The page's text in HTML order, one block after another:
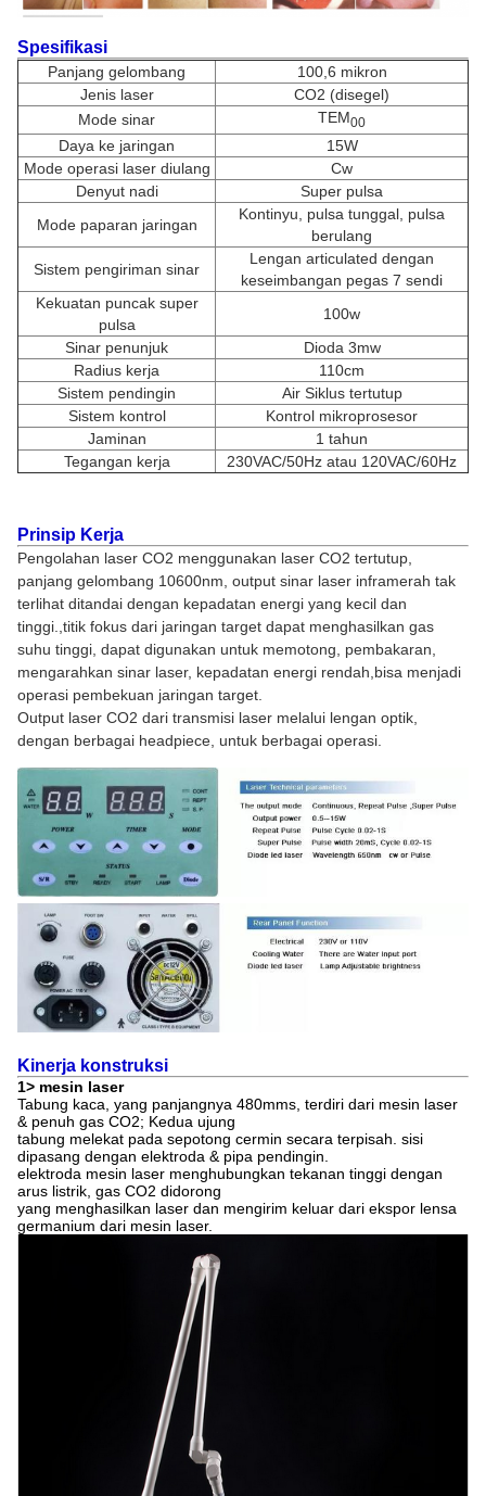
Spesifikasi
Panjang gelombang
100,6 mikron
Jenis laser
CO2 (disegel)
Mode sinar
TEM00
Daya ke jaringan
15W
Mode operasi laser diulang
Cw
Denyut nadi
Super pulsa
Mode paparan jaringan
Kontinyu, pulsa tunggal, pulsa
berulang
Sistem pengiriman sinar
Lengan articulated dengan
keseimbangan pegas 7 sendi
Kekuatan puncak super
pulsa
100w
Sinar penunjuk
Dioda 3mw
Radius kerja
110cm
Sistem pendingin
Air Siklus tertutup
Sistem kontrol
Kontrol mikroprosesor
Jaminan
1 tahun
Tegangan kerja
230VAC/50Hz atau 120VAC/60Hz
Prinsip Kerja
Pengolahan laser CO2 menggunakan laser CO2 tertutup,
panjang gelombang 10600nm, output sinar laser inframerah tak
terlihat ditandai dengan kepadatan energi yang kecil dan
tinggi.,titik fokus dari jaringan target dapat menghasilkan gas
suhu tinggi, dapat digunakan untuk memotong, pembakaran,
mengarahkan sinar laser, kepadatan energi rendah,bisa menjadi
operasi pembekuan jaringan target.
Output laser CO2 dari transmisi laser melalui lengan optik,
dengan berbagai headpiece, untuk berbagai operasi.
Kinerja konstruksi
1> mesin laser
Tabung kaca, yang panjangnya 480mms, terdiri dari mesin laser
& penuh gas CO2; Kedua ujung
tabung melekat pada sepotong cermin secara terpisah. sisi
dipasang dengan elektroda & pipa pendingin.
elektroda mesin laser menghubungkan tekanan tinggi dengan
arus listrik, gas CO2 didorong
yang menghasilkan laser dan mengirim keluar dari ekspor lensa
germanium dari mesin laser.